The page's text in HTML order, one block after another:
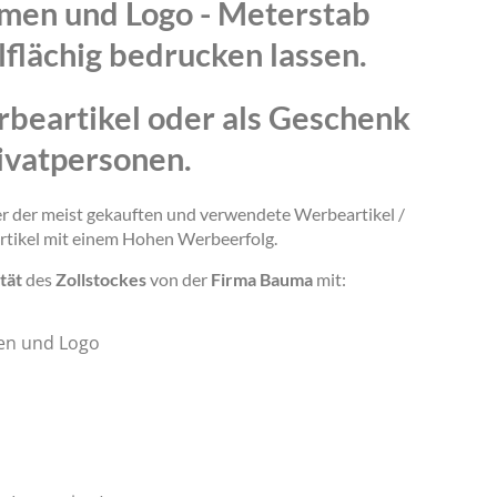
und Logo - Meterstab
bedrucken lassen.
oder als Geschenk
der meist gekauften und verwendete Werbeartikel /
mit einem Hohen Werbeerfolg.
des Zollstockesvon der Firma Bauma mit:
und Logo